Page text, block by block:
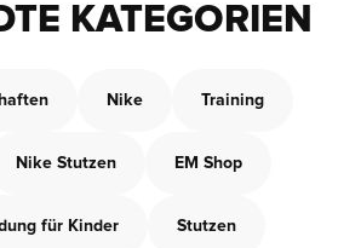
KATEGORIEN
Nike Training
Nike Stutzen EM Shop
für Kinder Stutzen